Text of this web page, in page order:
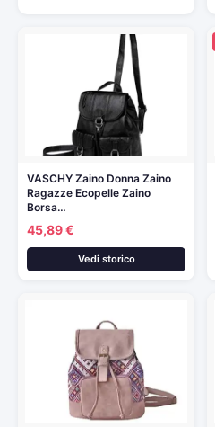
VASCHY Zaino Donna Zaino
Ragazze Ecopelle Zaino
Borsa…
45,89 €
Vedi storico